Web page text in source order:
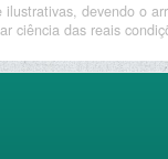
ilustrativas, devendo o
ciência das reais